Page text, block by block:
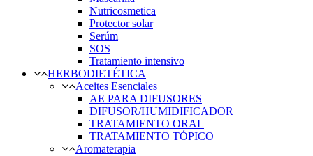
Nutricosmetica
Protector solar
Serúm
SOS
Tratamiento intensivo
HERBODIETÉTICA
Aceites Esenciales
AE PARA DIFUSORES
DIFUSOR/HUMIDIFICADOR
TRATAMIENTO ORAL
TRATAMIENTO TÓPICO
Aromaterapia